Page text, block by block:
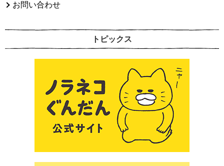
お問い合わせ
トピックス